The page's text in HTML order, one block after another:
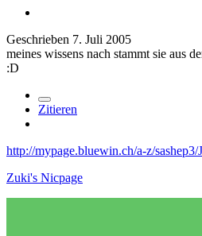
Geschrieben 7. Juli 2005
meines wissens nach stammt sie aus
:D
Zitieren
http://mypage.bluewin.ch/a-z/
Zuki's Nicpage